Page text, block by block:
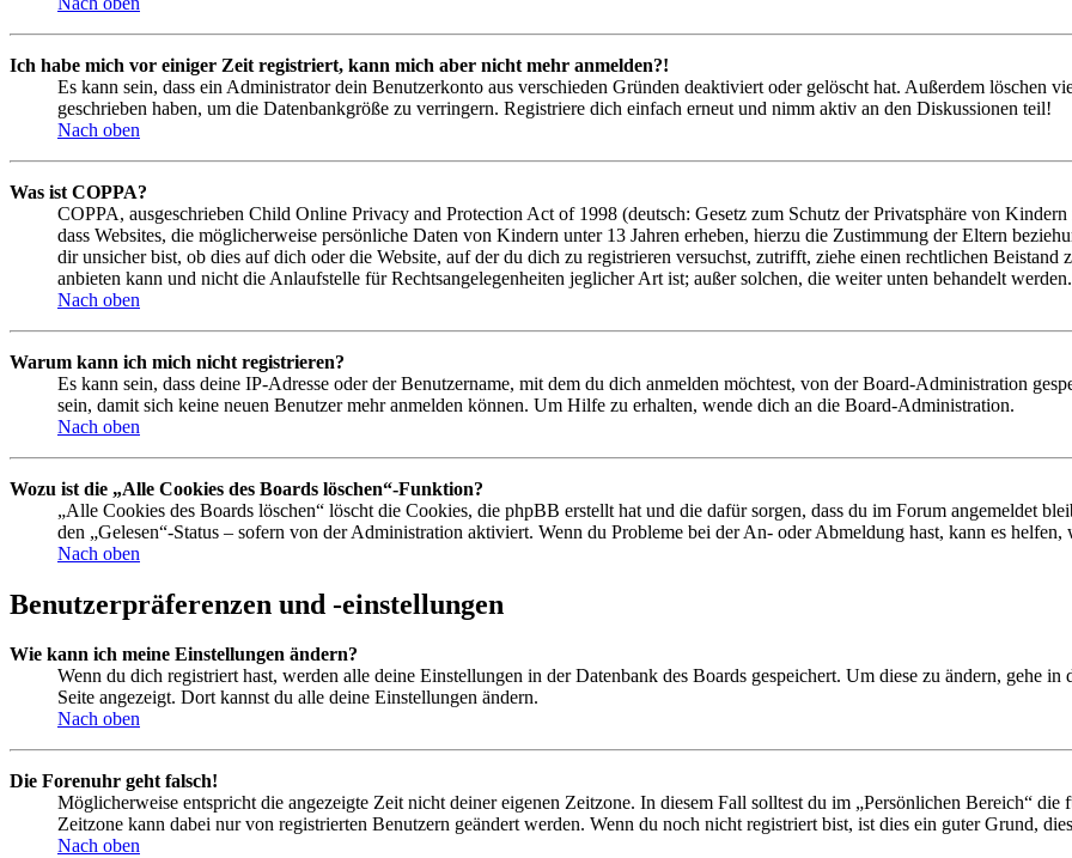
Ich habe mich vor einiger Zeit registriert, kann mich aber nicht mehr anmelden?!
Es kann sein, dass ein Administrator dein Benutzerkonto aus verschieden Gründen deaktiviert oder gelöscht hat. Außerdem löschen
geschrieben haben, um die Datenbankgröße zu verringern. Registriere dich einfach erneut und nimm aktiv an den Diskussionen teil!
Nach oben
Was ist COPPA?
COPPA, ausgeschrieben Child Online Privacy and Protection Act of 1998 (deutsch: Gesetz zum Schutz der Privatsphäre von
dass Websites, die möglicherweise persönliche Daten von Kindern unter 13 Jahren erheben, hierzu die Zustimmung der Eltern
dir unsicher bist, ob dies auf dich oder die Website, auf der du dich zu registrieren versuchst, zutrifft, ziehe einen rechtlichen Beistand
anbieten kann und nicht die Anlaufstelle für Rechtsangelegenheiten jeglicher Art ist; außer solchen, die weiter unten behandelt werden.
Nach oben
Warum kann ich mich nicht registrieren?
Es kann sein, dass deine IP-Adresse oder der Benutzername, mit dem du dich anmelden möchtest, von der Board-Administration
sein, damit sich keine neuen Benutzer mehr anmelden können. Um Hilfe zu erhalten, wende dich an die Board-Administration.
Nach oben
Wozu ist die „Alle Cookies des Boards löschen“-Funktion?
„Alle Cookies des Boards löschen“ löscht die Cookies, die phpBB erstellt hat und die dafür sorgen, dass du im Forum angemeldet
den „Gelesen“-Status – sofern von der Administration aktiviert. Wenn du Probleme bei der An- oder Abmeldung hast, kann es
Nach oben
Benutzerpräferenzen und -einstellungen
Wie kann ich meine Einstellungen ändern?
Wenn du dich registriert hast, werden alle deine Einstellungen in der Datenbank des Boards gespeichert. Um diese zu ändern, gehe
Seite angezeigt. Dort kannst du alle deine Einstellungen ändern.
Nach oben
Die Forenuhr geht falsch!
Möglicherweise entspricht die angezeigte Zeit nicht deiner eigenen Zeitzone. In diesem Fall solltest du im „Persönlichen Bereich“
Zeitzone kann dabei nur von registrierten Benutzern geändert werden. Wenn du noch nicht registriert bist, ist dies ein guter Grund,
Nach oben